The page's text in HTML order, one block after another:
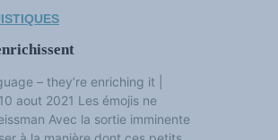
Assises européennes du plurilinguisme
– they’re enriching it |
aout 2021 Les émojis ne
Avec la sortie imminente